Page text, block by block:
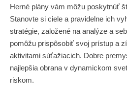
Herné plány vám môžu poskytnúť
Stanovte si ciele a pravidelne ich
stratégie, založené na analýze a
pomôžu prispôsobiť svoj prístup a
aktivitami súťažiacich. Dobre
najlepšia obrana v dynamickom
riskom.